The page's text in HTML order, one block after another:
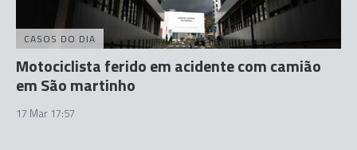
CASOS DO DIA
Motociclista ferido em acidente com camião
em São martinho
17 Mar 17:57